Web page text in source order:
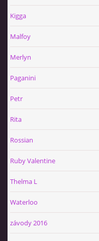
Kigga
Malfoy
Merlyn
Paganini
Petr
Rita
Rossian
Ruby Valentine
Thelma L
Waterloo
závody 2016